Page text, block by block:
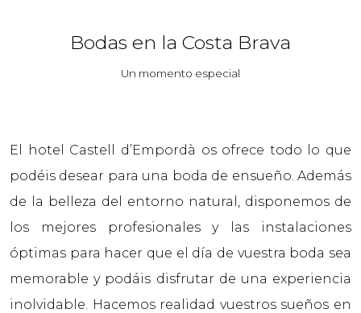
Bodas en la Costa Brava
Un momento especial
El hotel Castell d’Empordà os ofrece todo lo que
podéis desear para una boda de ensueño. Además
de la belleza del entorno natural, disponemos de
los mejores profesionales y las instalaciones
óptimas para hacer que el día de vuestra boda sea
memorable y podáis disfrutar de una experiencia
inolvidable. Hacemos realidad vuestros sueños en